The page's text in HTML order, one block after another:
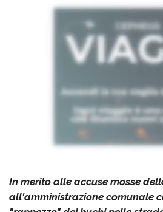
In merito alle accuse mosse
all'amministrazione comunale